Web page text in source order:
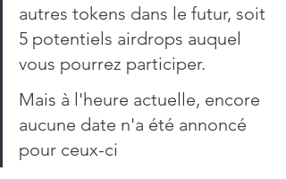
autres tokens dans le futur, soit
5 potentiels airdrops auquel
vous pourrez participer.
Mais à l'heure actuelle, encore
aucune date n'a été annoncé
pour ceux-ci